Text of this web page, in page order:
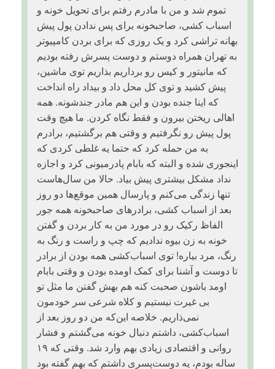
تموم شد و من با مادرم رفتم برای تحویل خونه و
اسباب کشی، صاحبخونه برای پس ندادن پول پیش
بهانه تراشی کرد و یک روزی که برای بردن کامپیوتر
به تهران همراه دوستم و دوست پسرش رفته بودیم
که مانیتور و کیس رو برداریم بذاریم توی ماشین،
پیش کشید و توی کل محل داد و بیداد راه انداخت
که اینا جنده بودن و این هم مادر جندشونه. همه
اهالی ریختن بیرون و فقط نگاه کردن. ما هیچ وقت
پول پیش رو نگرفتیم و وقتی هم برگشتیم، برادرم
به من حمله کرد که حتما یه غلطی کردی که
اینجوری شده و البته که بابام پادرمیونی کرد و اجازه
نداد مشکل بیشتری پیش بیاد. حالا من سال‌هاست
تنها زندگی می‌کنم و پارسال همین موقع‌ها دو روز
بعد از اسباب کشی، برادرهای صاحبخونه همه جور
الفاظ رکیک رو در مورد من به کار بردن و گفتن
خونه به زن بیوه ندادیم که چپ و راست و رنگ به
رنگ، مرد بیاره! توی اسباب‌کشی همه بودن از برادر
تا دوست و آشنا برای کمک اومده بودن و وقتی بابام
اومد باشون صحبت کنه هم بهش گفتن ما مثل تو
بی غیرت نیستیم و کلاه شرعی سر خودمون
نمی‌ذاریم. خلاصه این‌که من دو روز بعد از
اسباب‌کشی، داشتم دنبال خونه می‌گشتم و فشار
روانی و اقتصادی زیادی بهم وارد شد. وقتی که ۱۹
ساله بودم، یه دوست‌پسری داشتم که بهم گفته بود